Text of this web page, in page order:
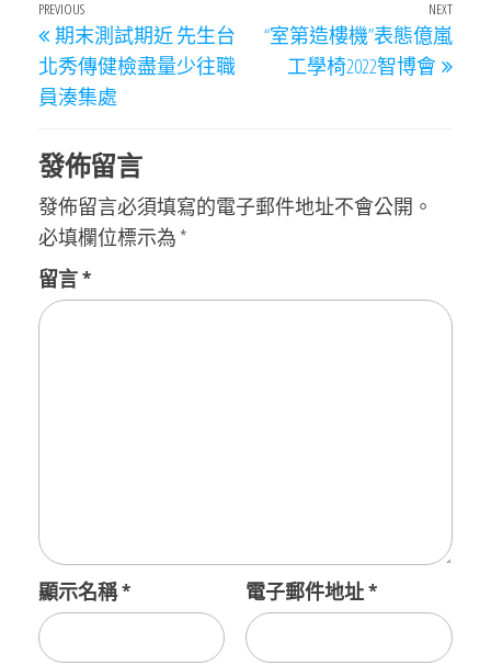
文
章
導
Previous
Post
PREVIOUS
期末測試期近 先生台
北秀傳健檢盡量少往職
員湊集處
Next
Post
NEXT
“室第造樓機”表態億嵐
工學椅2022智博會
發佈留言
發佈留言必須填寫的電子郵件地址不會公開。
必填欄位標示為 *
留言*
顯示名稱* 電子郵件地址*